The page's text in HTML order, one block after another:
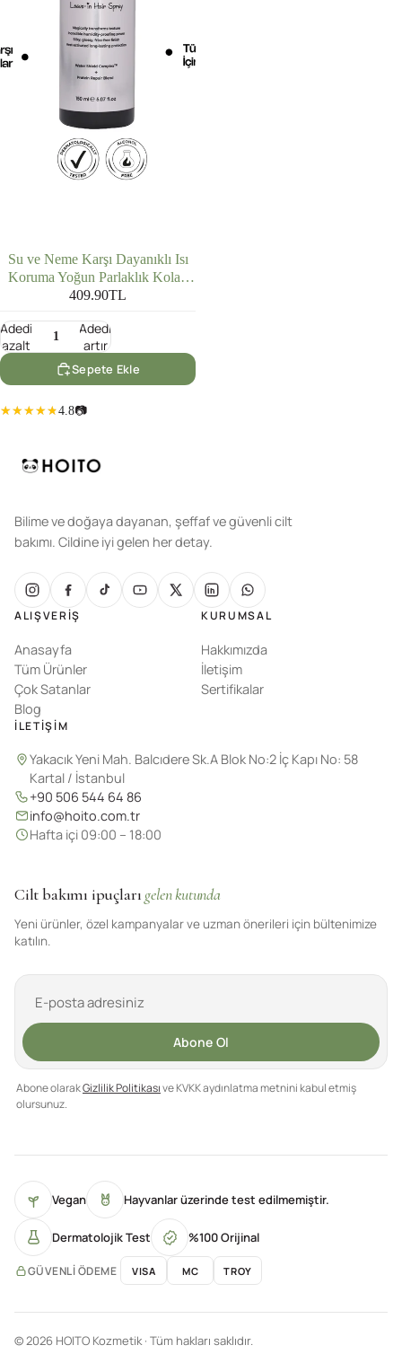
Su ve Neme Karşı Dayanıklı Isı
Koruma Yoğun Parlaklık Kolay
Tarama Sağlayan Saç Bakım
409.90TL
Adedi
azalt
Adedi
artır
Sepete Ekle
4.8📷
Cilt bakımı ipuçları gelen kutunda
Yeni ürünler, özel kampanyalar ve uzman önerileri için bültenimize
katılın.
Abone Ol
Abone olarakGizlilik Politikasıve KVKK aydınlatma metnini kabul etmiş
olursunuz.
Bilime ve doğaya dayanan, şeffaf ve güvenli cilt
bakımı. Cildine iyi gelen her detay.
ALIŞVERIŞ
Anasayfa
Tüm Ürünler
Çok Satanlar
Blog
KURUMSAL
Hakkımızda
İletişim
Sertifikalar
İLETIŞIM
Yakacık Yeni Mah. Balcıdere Sk.A Blok No:2 İç Kapı No: 58
Kartal / İstanbul
+90 506 544 64 86
info@hoito.com.tr
Hafta içi 09:00 – 18:00
Vegan Hayvanlar üzerinde test edilmemiştir.
Dermatolojik Test %100 Orijinal
GÜVENLI ÖDEME VISA MC TROY
© 2026 HOITO Kozmetik · Tüm hakları saklıdır.